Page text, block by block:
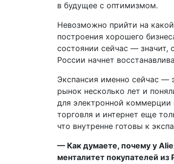
в будущее с оптимизмом.
Невозможно прийти на
построения хорошего
состоянии сейчас — значит,
России начнет
Экспансия именно сейчас —
рынок несколько лет и
для электронной коммерции
торговля и интернет еще
что внутренне готовы к
— Как думаете, почему у
менталитет покупателей из